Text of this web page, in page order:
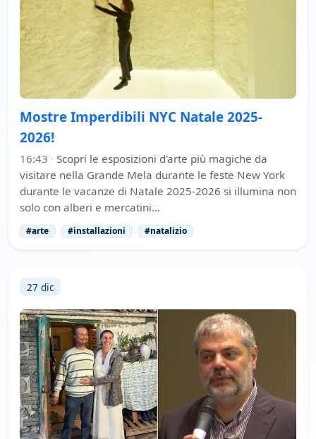
Mostre Imperdibili NYC Natale 2025-
2026!
16:43 · Scopri le esposizioni d'arte più magiche da
visitare nella Grande Mela durante le feste New York
durante le vacanze di Natale 2025-2026 si illumina non
solo con alberi e mercatini…
#arte #installazioni #natalizio
27 dic